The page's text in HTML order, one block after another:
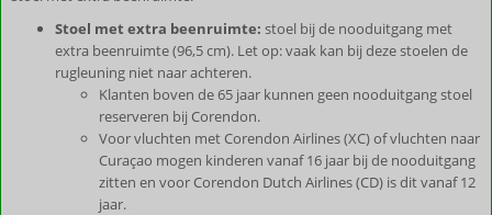
Stoel met extra beenruimte: stoel bij de nooduitgang met
extra beenruimte (96,5 cm). Let op: vaak kan bij deze stoelen de
rugleuning niet naar achteren.
Klanten boven de 65 jaar kunnen geen nooduitgang stoel
reserveren bij Corendon.
Voor vluchten met Corendon Airlines (XC) of vluchten naar
Curaçao mogen kinderen vanaf 16 jaar bij de nooduitgang
zitten en voor Corendon Dutch Airlines (CD) is dit vanaf 12
jaar.